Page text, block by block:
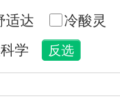
适达
冷酸灵
学